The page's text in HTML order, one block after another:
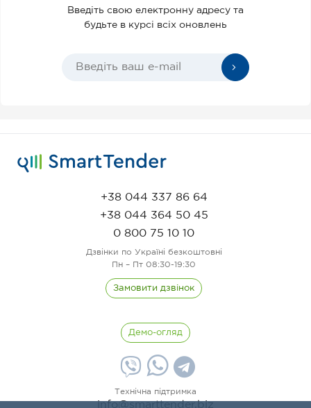
Введіть свою електронну адресу та
будьте в курсі всіх оновлень
+38 044 337 86 64
+38 044 364 50 45
0 800 75 10 10
Дзвінки по Україні безкоштовні
Пн – Пт 08:30-19:30
Замовити дзвінок
Технічна підтримка
Демо-огляд